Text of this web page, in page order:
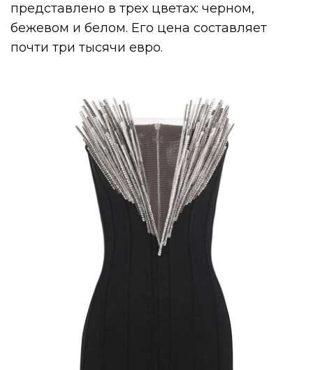
представлено в трех цветах: черном,
бежевом и белом. Его цена составляет
почти три тысячи евро.